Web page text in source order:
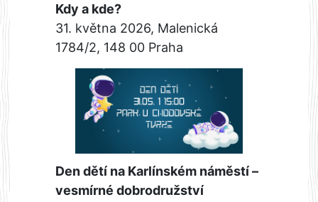
Kdy a kde?
31. května 2026, Malenická
1784/2, 148 00 Praha
Den dětí na Karlínském náměstí –
vesmírné dobrodružství